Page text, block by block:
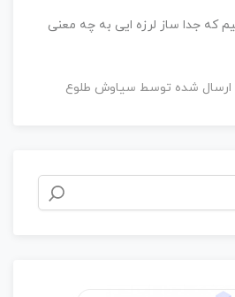
که جدا ساز لرزه ایی به چه معنی
ارسال شده توسط سیاوش طلوع